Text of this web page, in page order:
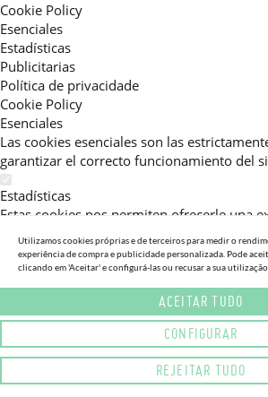
Cookie Policy
Esenciales
Estadísticas
Publicitarias
Política de privacidade
Cookie Policy
Esenciales
Las cookies esenciales son las
garantizar el correcto funcionamiento del
Estadísticas
Estas cookies nos permiten ofrecerle una
adaptada a su navegación
personalizadas, énfasis en categorías
consultadas, etc).Al activar esta cookie,
más su experiencia.
Publicitarias
Estas cookies permiten a nuestros socios
mensajes específicos y personalizados.
Utilizamos cookies próprias e de terceiros para medir o
experiência de compra e publicidade personalizada. Pode
clicando em 'Aceitar' e configurá-las ou recusar a sua
ACEITAR TUDO
CONFIGURAR
REJEITAR TUDO